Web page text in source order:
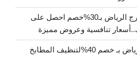
دينا نقل عفش داخل وخارج الرياض بـ30%خصم احصل على
تنافسية وعروض مميزة
شركة تنظيف مطابخ بالرياض بـ خصم 40%لتنظيف المطابخ